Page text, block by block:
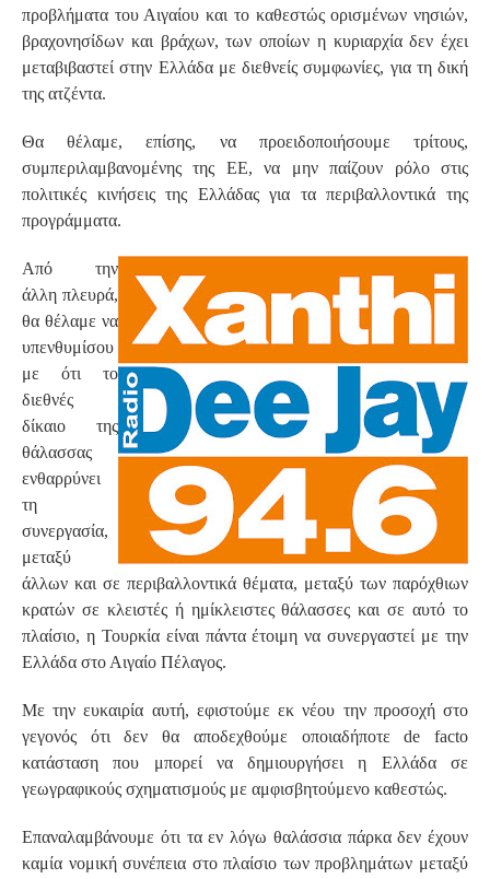
προβλήματα του Αιγαίου και το καθεστώς ορισμένων νησιών,
βραχονησίδων και βράχων, των οποίων η κυριαρχία δεν έχει
μεταβιβαστεί στην Ελλάδα με διεθνείς συμφωνίες, για τη δική
της ατζέντα.
Θα θέλαμε, επίσης, να προειδοποιήσουμε τρίτους,
συμπεριλαμβανομένης της ΕΕ, να μην παίζουν ρόλο στις
πολιτικές κινήσεις της Ελλάδας για τα περιβαλλοντικά της
προγράμματα.
Από την
άλλη πλευρά,
θα θέλαμε να
υπενθυμίσου
με ότι το
διεθνές
δίκαιο της
θάλασσας
ενθαρρύνει
τη
συνεργασία,
μεταξύ
άλλων και σε περιβαλλοντικά θέματα, μεταξύ των παρόχθιων
κρατών σε κλειστές ή ημίκλειστες θάλασσες και σε αυτό το
πλαίσιο, η Τουρκία είναι πάντα έτοιμη να συνεργαστεί με την
Ελλάδα στο Αιγαίο Πέλαγος.
Με την ευκαιρία αυτή, εφιστούμε εκ νέου την προσοχή στο
γεγονός ότι δεν θα αποδεχθούμε οποιαδήποτε de facto
κατάσταση που μπορεί να δημιουργήσει η Ελλάδα σε
γεωγραφικούς σχηματισμούς με αμφισβητούμενο καθεστώς.
Επαναλαμβάνουμε ότι τα εν λόγω θαλάσσια πάρκα δεν έχουν
καμία νομική συνέπεια στο πλαίσιο των προβλημάτων μεταξύ